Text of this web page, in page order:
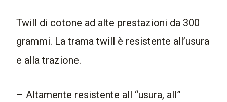
Twill di cotone ad alte prestazioni da 300
grammi. La trama twill è resistente all’usura
e alla trazione.
– Altamente resistente all “usura, all”